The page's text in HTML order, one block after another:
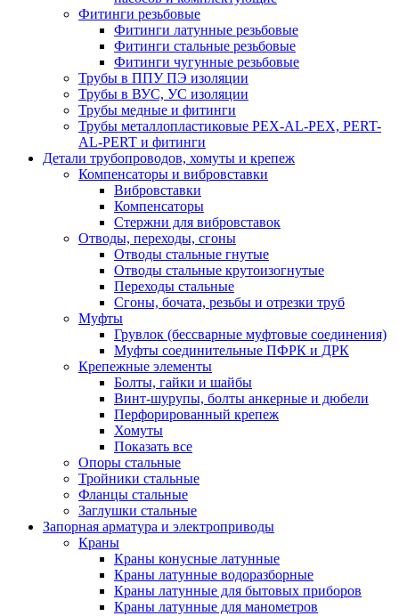
Фитинги резьбовые
Фитинги латунные резьбовые
Фитинги стальные резьбовые
Фитинги чугунные резьбовые
Трубы в ППУ ПЭ изоляции
Трубы в ВУС, УС изоляции
Трубы медные и фитинги
Трубы металлопластиковые PEX-AL-PEX, PERT-
AL-PERT и фитинги
Детали трубопроводов, хомуты и крепеж
Компенсаторы и вибровставки
Вибровставки
Компенсаторы
Стержни для вибровставок
Отводы, переходы, сгоны
Отводы стальные гнутые
Отводы стальные крутоизогнутые
Переходы стальные
Сгоны, бочата, резьбы и отрезки труб
Муфты
Грувлок (бессварные муфтовые соединения)
Муфты соединительные ПФРК и ДРК
Крепежные элементы
Болты, гайки и шайбы
Винт-шурупы, болты анкерные и дюбели
Перфорированный крепеж
Хомуты
Показать все
Опоры стальные
Тройники стальные
Фланцы стальные
Заглушки стальные
Запорная арматура и электроприводы
Краны
Краны конусные латунные
Краны латунные водоразборные
Краны латунные для бытовых приборов
Краны латунные для манометров